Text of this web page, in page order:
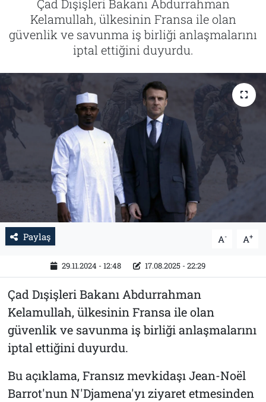
Çad Dışişleri Bakanı Abdurrahman
Kelamullah, ülkesinin Fransa ile olan
güvenlik ve savunma iş birliği anlaşmalarını
iptal ettiğini duyurdu.
Paylaş A- A+
29.11.2024 - 12:48 17.08.2025 - 22:29
Çad Dışişleri Bakanı Abdurrahman
Kelamullah, ülkesinin Fransa ile olan
güvenlik ve savunma iş birliği anlaşmalarını
iptal ettiğini duyurdu.
Bu açıklama, Fransız mevkidaşı Jean-Noël
Barrot'nun N'Djamena'yı ziyaret etmesinden
Tarih
İletişim